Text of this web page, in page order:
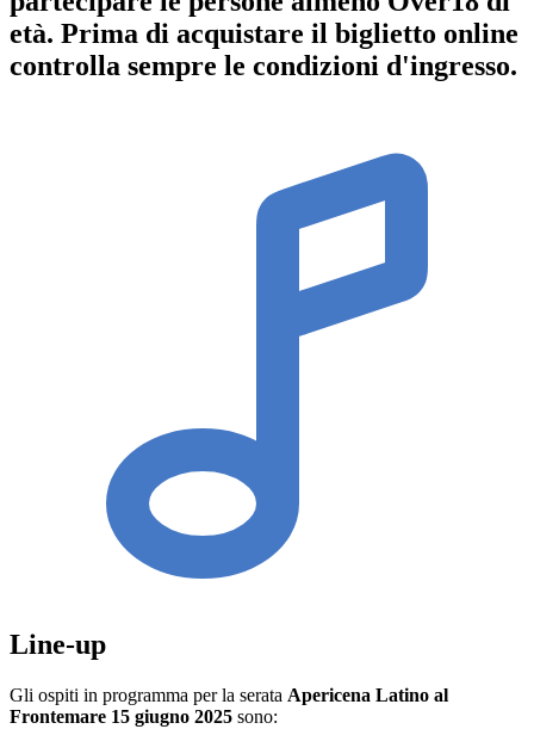
età. Prima di acquistare il biglietto online
controlla sempre le condizioni d'ingresso.
Line-up
Gli ospiti in programma per la serata Apericena Latino al
Frontemare 15 giugno 2025 sono: